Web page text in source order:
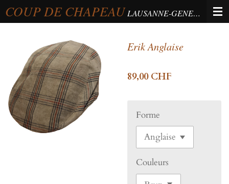
Passer
au
principal
COUP DE CHAPEAU LAUSANNE-GENEVA-BERNE
Erik Anglaise
89,00 CHF
Forme
Couleurs